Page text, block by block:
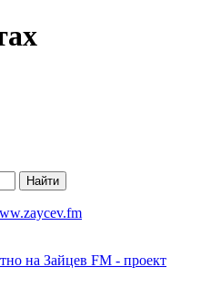
на Зайцев FM - проект